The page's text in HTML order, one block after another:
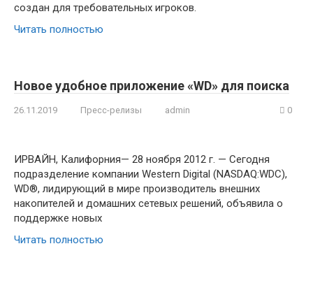
создан для требовательных игроков.
Читать полностью
Новое удобное приложение «WD» для поиска
26.11.2019 Пресс-релизы admin 0
ИРВАЙН, Калифорния— 28 ноября 2012 г. — Сегодня
подразделение компании Western Digital (NASDAQ:WDC),
WD®, лидирующий в мире производитель внешних
накопителей и домашних сетевых решений, объявила о
поддержке новых
Читать полностью